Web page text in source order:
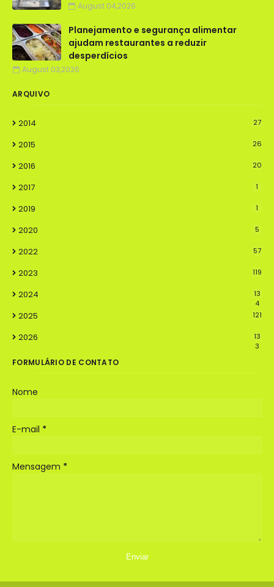
August 04,2026
Planejamento e segurança alimentar
ajudam restaurantes a reduzir
desperdícios
August 03,2026
ARQUIVO
2014 27
2015 26
2016 20
2017 1
2019 1
2020 5
2022 57
2023 119
2024
13
4
2025 121
2026
13
3
FORMULÁRIO DE CONTATO
Nome
E-mail *
Mensagem *